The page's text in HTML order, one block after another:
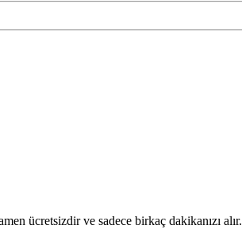
ücretsizdir ve sadece birkaç dakikanızı alır.